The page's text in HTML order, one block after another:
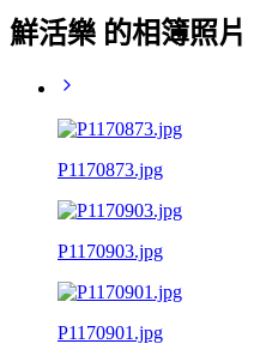
鮮活樂 的相簿照片
P1170873.jpg
P1170903.jpg
P1170901.jpg